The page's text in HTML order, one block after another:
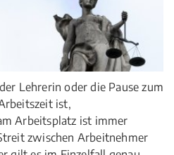
Lehrerin oder die Pause zum
ist,
Arbeitsplatz ist immer
zwischen Arbeitnehmer